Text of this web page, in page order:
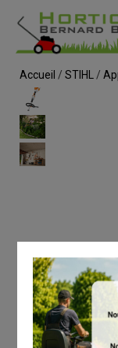
Accueil / STIHL/
KMA 80 R,
# FA080116800
CombiSystème /